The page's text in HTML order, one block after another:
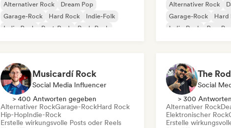
Alternativer Rock
Dream Pop
Garage-Rock
Hard Rock
Indie-Folk
Indie-Rock
Post-Punk Punk-Rock
Alternativer Rock
Garage-Rock
Hard
Indie-Rock
Pop-
Musicardí Rock
Social Media Influencer
> 400 Antworten gegeben
Alternativer RockGarage-RockHard Rock
Hip-HopIndie-Rock
Erstelle wirkungsvolle Posts oder Reels
The
Social
> 300
Alternativer Rock
Elektronischer Rock
Erstelle